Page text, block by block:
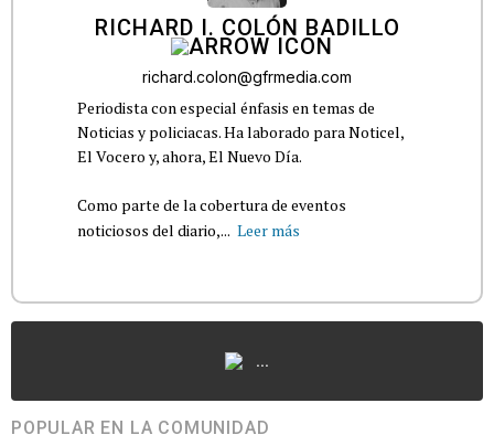
RICHARD I. COLÓN BADILLO
richard.colon@gfrmedia.com
Periodista con especial énfasis en temas de
Noticias y policiacas. Ha laborado para Noticel,
El Vocero y, ahora, El Nuevo Día.
Como parte de la cobertura de eventos
noticiosos del diario,... Leer más
...
POPULAR EN LA COMUNIDAD